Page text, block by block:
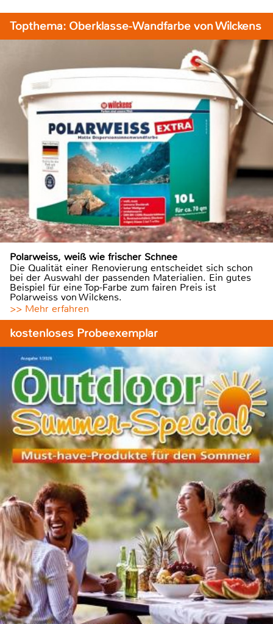
Topthema: Oberklasse-Wandfarbe von Wilckens
Polarweiss, weiß wie frischer Schnee
Die Qualität einer Renovierung entscheidet sich schon
bei der Auswahl der passenden Materialien. Ein gutes
Beispiel für eine Top-Farbe zum fairen Preis ist
Polarweiss von Wilckens.
>> Mehr erfahren
kostenloses Probeexemplar